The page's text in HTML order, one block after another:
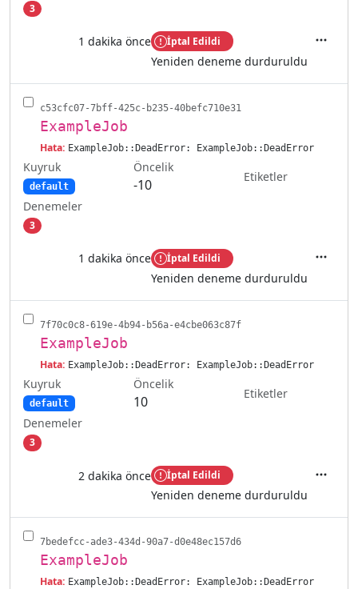
3
1 dakika önce İptal Edildi
Yeniden deneme durduruldu
c53cfc07-7bff-425c-b235-40befc710e31
ExampleJob
Hata: ExampleJob::DeadError: ExampleJob::DeadError
Kuyruk
default
Öncelik
-10
Etiketler
Denemeler
3
1 dakika önce İptal Edildi
Yeniden deneme durduruldu
7f70c0c8-619e-4b94-b56a-e4cbe063c87f
ExampleJob
Hata: ExampleJob::DeadError: ExampleJob::DeadError
Kuyruk
default
Öncelik
10
Etiketler
Denemeler
3
2 dakika önce İptal Edildi
Yeniden deneme durduruldu
İşlemler
7bedefcc-ade3-434d-90a7-d0e48ec157d6
ExampleJob
Hata: ExampleJob::DeadError: ExampleJob::DeadError